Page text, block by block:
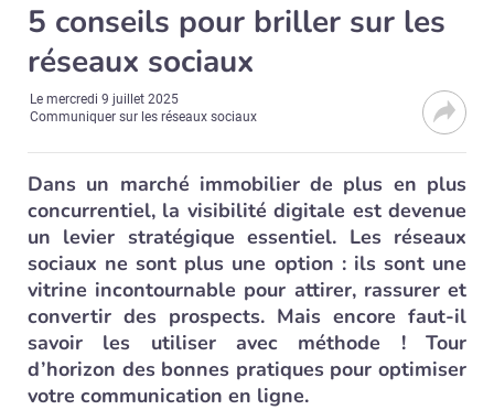
5 conseils pour briller sur les
réseaux sociaux
Lemercredi 9 juillet 2025
Communiquer sur les réseaux sociaux
Dans un marché immobilier de plus en plus
concurrentiel, la visibilité digitale est devenue
un levier stratégique essentiel. Les réseaux
sociaux ne sont plus une option : ils sont une
vitrine incontournable pour attirer, rassurer et
convertir des prospects. Mais encore faut-il
savoir les utiliser avec méthode ! Tour
d’horizon des bonnes pratiques pour optimiser
votre communication en ligne.